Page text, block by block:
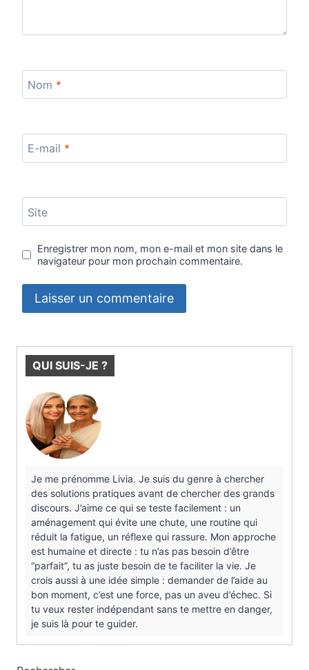
Nom *
E-mail *
Site
Enregistrer mon nom, mon e-mail et mon site dans le
navigateur pour mon prochain commentaire.
QUI SUIS-JE ?
Je me prénomme Livia. Je suis du genre à chercher
des solutions pratiques avant de chercher des grands
discours. J’aime ce qui se teste facilement : un
aménagement qui évite une chute, une routine qui
réduit la fatigue, un réflexe qui rassure. Mon approche
est humaine et directe : tu n’as pas besoin d’être
“parfait”, tu as juste besoin de te faciliter la vie. Je
crois aussi à une idée simple : demander de l’aide au
bon moment, c’est une force, pas un aveu d’échec. Si
tu veux rester indépendant sans te mettre en danger,
je suis là pour te guider.